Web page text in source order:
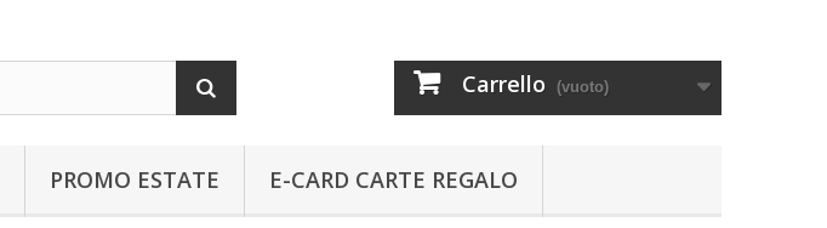
Carrello (vuoto)
PROMO ESTATE E-CARD CARTE REGALO